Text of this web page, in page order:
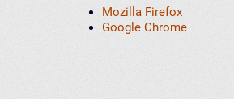
Mozilla Firefox
Google Chrome